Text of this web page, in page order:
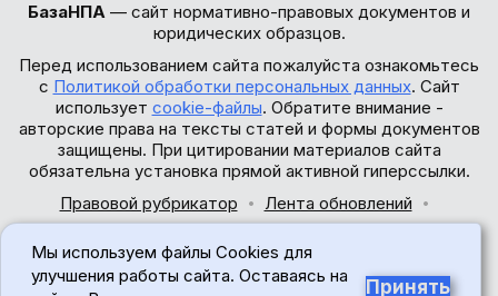
БазаНПА — сайт нормативно-правовых документов и
юридических образцов.
Перед использованием сайта пожалуйста ознакомьтесь
с Политикой обработки персональных данных. Сайт
использует cookie-файлы. Обратите внимание -
авторские права на тексты статей и формы документов
защищены. При цитировании материалов сайта
обязательна установка прямой активной гиперссылки.
Правовой рубрикатор
Лента обновлений
© 2017-2026
Мы используем файлы Cookies для
улучшения работы сайта. Оставаясь на
Принять